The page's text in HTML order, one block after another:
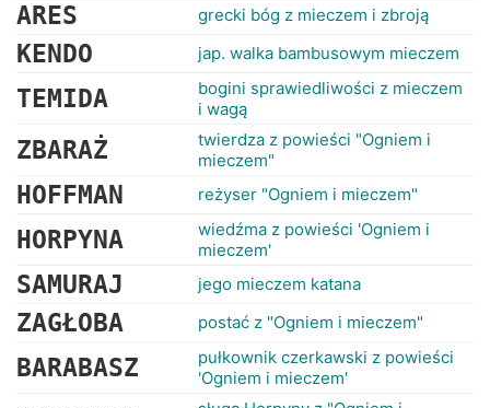
ARES grecki bóg z mieczem i zbroją
KENDO jap. walka bambusowym mieczem
TEMIDA
bogini sprawiedliwości z mieczem
i wagą
ZBARAŻ
twierdza z powieści "Ogniem i
mieczem"
HOFFMAN reżyser "Ogniem i mieczem"
HORPYNA
wiedźma z powieści 'Ogniem i
mieczem'
SAMURAJ jego mieczem katana
ZAGŁOBA postać z "Ogniem i mieczem"
BARABASZ
pułkownik czerkawski z powieści
'Ogniem i mieczem'